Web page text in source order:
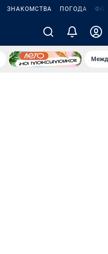
ЗНАКОМСТВА ПОГОДА